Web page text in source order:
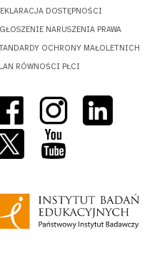
DOSTĘPNOŚCI
NARUSZENIA PRAWA
OCHRONY MAŁOLETNICH
RÓWNOŚCI PŁCI